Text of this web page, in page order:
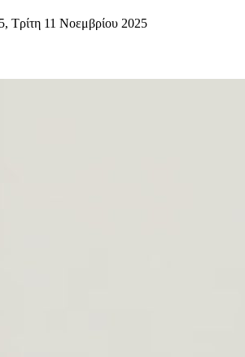
Τρίτη 11 Νοεμβρίου 2025